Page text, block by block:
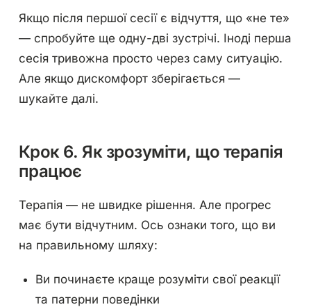
Якщо після першої сесії є відчуття, що «не те»
— спробуйте ще одну-дві зустрічі. Іноді перша
сесія тривожна просто через саму ситуацію.
Але якщо дискомфорт зберігається —
шукайте далі.
Крок 6. Як зрозуміти, що терапія
працює
Терапія — не швидке рішення. Але прогрес
має бути відчутним. Ось ознаки того, що ви
на правильному шляху:
Ви починаєте краще розуміти свої реакції
та патерни поведінки